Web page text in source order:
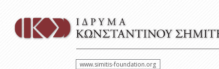
www.simitis-foundation.org